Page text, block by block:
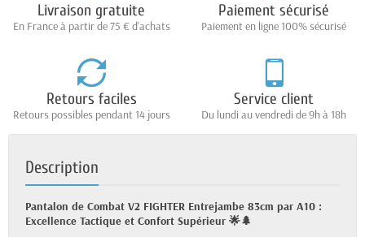
Livraison gratuite
En France à partir de 75 € d'achats
Paiement sécurisé
Paiement en ligne 100% sécurisé
Retours faciles
Retours possibles pendant 14 jours
Service client
Du lundi au vendredi de 9h à 18h
Description
Pantalon de Combat V2 FIGHTER Entrejambe 83cm par A10 :
Excellence Tactique et Confort Supérieur 🌟🌲